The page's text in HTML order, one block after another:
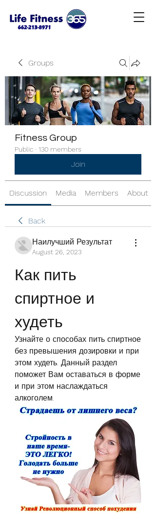
Groups
Fitness Group
Public · 130 members
Join
Discussion Media Members About
Back
Наилучший Результат
August 26, 2023
Как пить
спиртное и
худеть
Узнайте о способах пить спиртное
без превышения дозировки и при
этом худеть. Данный раздел
поможет Вам оставаться в форме
и при этом наслаждаться
алкоголем.